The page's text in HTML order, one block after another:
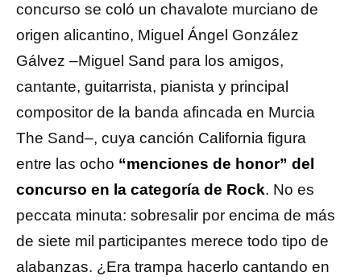
concurso se coló un chavalote murciano de
origen alicantino, Miguel Ángel González
Gálvez –Miguel Sand para los amigos,
cantante, guitarrista, pianista y principal
compositor de la banda afincada en Murcia
The Sand–, cuya canción California figura
entre las ocho “menciones de honor” del
concurso en la categoría de Rock. No es
peccata minuta: sobresalir por encima de más
de siete mil participantes merece todo tipo de
alabanzas. ¿Era trampa hacerlo cantando en